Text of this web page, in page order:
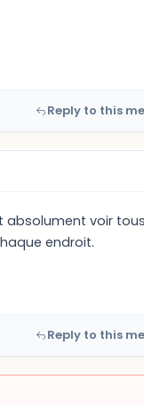
Reply to this
absolument voir
endroit.
Reply to this